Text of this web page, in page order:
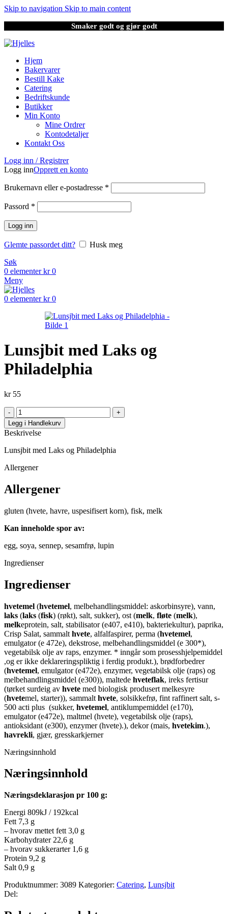
Skip to navigation Skip to main content
Smaker godt og gjør godt
Hjem
Bakervarer
Bestill Kake
Catering
Bedriftskunde
Butikker
Min Konto
Mine Ordrer
Kontodetaljer
Kontakt Oss
Logg inn / Registrer
Logg innOpprett en konto
Brukernavn eller e-postadresse *
Passord *
Logg inn
Glemte passordet ditt?
Husk meg
Søk
0 elementer kr0
Meny
0 elementer kr0
Lunsjbit med Laks og
Philadelphia
kr55
Legg i Handlekurv
Beskrivelse
Lunsjbit med Laks og Philadelphia
Allergener
Allergener
gluten (hvete, havre, uspesifisert korn), fisk, melk
Kan inneholde spor av:
egg, soya, sennep, sesamfrø, lupin
Ingredienser
Ingredienser
hvetemel (hvetemel, melbehandlingsmiddel: askorbinsyre), vann,
laks (laks (fisk) (røkt), salt, sukker), ost (melk, fløte (melk),
melkeprotein, salt, stabilisator (e407, e410), bakteriekultur), paprika,
Crisp Salat, sammalt hvete, alfalfaspirer, perma (hvetemel,
emulgator (e 472e), dekstrose, melbehandlingsmiddel (e 300*),
vegetabilsk olje av raps, enzymer. * inngår som prosesshjelpemiddel
,og er ikke deklareringspliktig i ferdig produkt.), brødforbedrer
(hvetemel, emulgator (e472e), enzymer, vegetabilsk olje (raps) og
melbehandlingsmiddel (e300)), maltede hveteflak, ireks fertisur
(tørket surdeig av hvete med biologisk produsert melkesyre
(hvetemel, starter)), sammalt hvete, solsikkefrø, fint raffinert salt, s-
500 acti plus (sukker, hvetemel, antiklumpemiddel (e170),
emulgator (e472e), maltmel (hvete), vegetabilsk olje (raps),
antioksidant (e300), enzymer (hvete).), dekor (mais, hvetekim.),
havrekli, gjær, gresskarkjerner
Næringsinnhold
Næringsinnhold
Næringsdeklarasjon pr 100 g:
Energi 809kJ / 192kcal
Fett 7,3 g
– hvorav mettet fett 3,0 g
Karbohydrater 22,6 g
– hvorav sukkerarter 1,6 g
Protein 9,2 g
Salt 0,9 g
Produktnummer: 3089 Kategorier: Catering, Lunsjbit
Del: